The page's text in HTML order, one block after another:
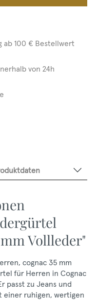
ab 100 € Bestellwert
von 24h
Vollleder"
cognac 35 mm
für Herren in Cognac
passt zu Jeans und
einer ruhigen, wertigen